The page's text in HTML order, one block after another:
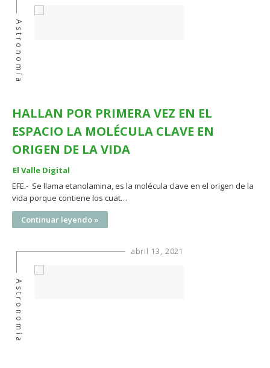
Astronomía
HALLAN POR PRIMERA VEZ EN EL
ESPACIO LA MOLÉCULA CLAVE EN
ORIGEN DE LA VIDA
El Valle Digital
EFE.- Se llama etanolamina, es la molécula clave en el origen de la
vida porque contiene los cuat…
Continuar leyendo »
abril 13, 2021
Astronomía